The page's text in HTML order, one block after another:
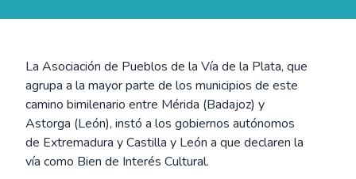
La Asociación de Pueblos de la Vía de la Plata, que
agrupa a la mayor parte de los municipios de este
camino bimilenario entre Mérida (Badajoz) y
Astorga (León), instó a los gobiernos autónomos
de Extremadura y Castilla y León a que declaren la
vía como Bien de Interés Cultural.